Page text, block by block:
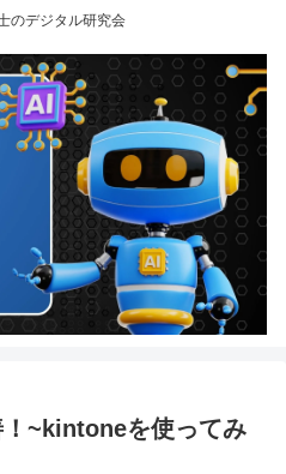
のデジタル研究会
~kintoneを使ってみ